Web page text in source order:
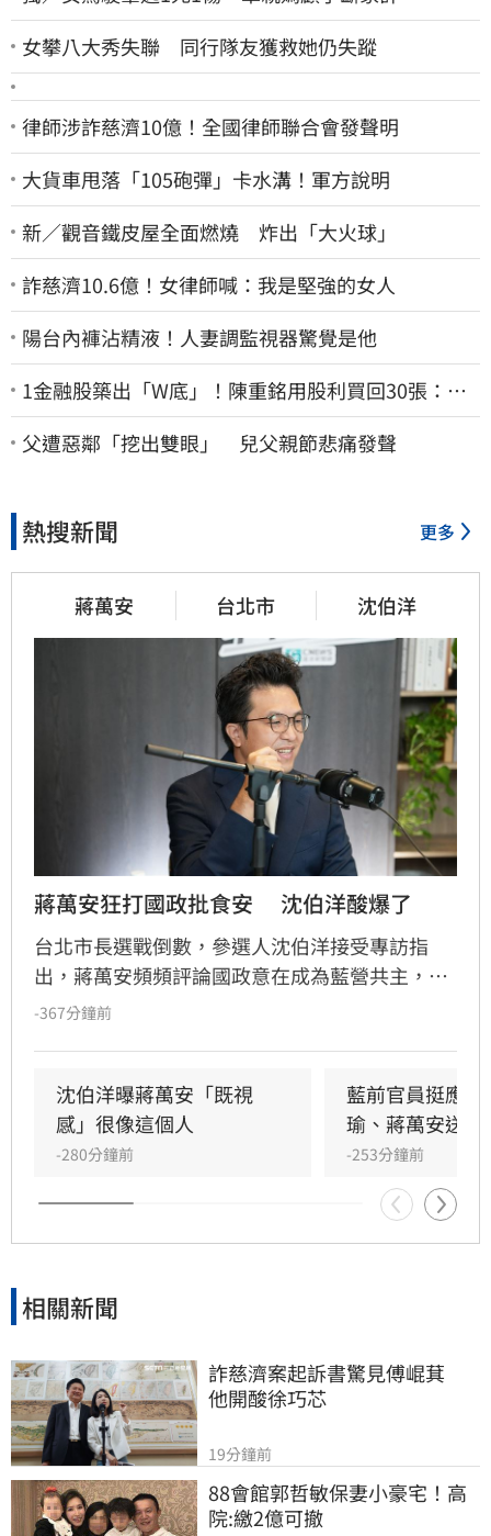
女攀八大秀失聯 同行隊友獲救她仍失蹤
律師涉詐慈濟10億！全國律師聯合會發聲明
大貨車甩落「105砲彈」卡水溝！軍方說明
新／觀音鐵皮屋全面燃燒 炸出「大火球」
詐慈濟10.6億！女律師喊：我是堅強的女人
陽台內褲沾精液！人妻調監視器驚覺是他
1金融股築出「W底」！陳重銘用股利買回30張：堅
固穩定的搖錢樹
父遭惡鄰「挖出雙眼」 兒父親節悲痛發聲
熱搜新聞 更多
蔣萬安 台北市 沈伯洋
蔣萬安狂打國政批食安　 沈伯洋酸爆了
台北市長選戰倒數，參選人沈伯洋接受專訪指
出，蔣萬安頻頻評論國政意在成為藍營共主，更
質疑其拋出的食安議題劍指台中市長盧秀燕。沈
取過半選民認同，並分享訪美考察交通與都更的
寶貴經驗，展現務實治理態度，爭取台北市民支
持。
-367分鐘前
沈伯洋曝蔣萬安「既視
感」很像這個人
-280分鐘前
藍前官員挺應
瑜、蔣萬安送祝
-253分鐘前
相關新聞
詐慈濟案起訴書驚見傅崐萁
他開酸徐巧芯
19分鐘前
88會館郭哲敏保妻小豪宅！高
院:繳2億可撤